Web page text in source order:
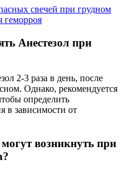
свечей при грудном
геморроя
Анестезол при
2-3 раза в день, после
Однако, рекомендуется
определить
в зависимости от
возникнуть при